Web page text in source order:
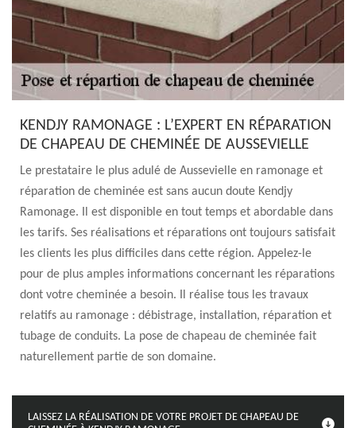
KENDJY RAMONAGE : L’EXPERT EN RÉPARATION
DE CHAPEAU DE CHEMINÉE DE AUSSEVIELLE
Le prestataire le plus adulé de Aussevielle en ramonage et
réparation de cheminée est sans aucun doute Kendjy
Ramonage. Il est disponible en tout temps et abordable dans
les tarifs. Ses réalisations et réparations ont toujours satisfait
les clients les plus difficiles dans cette région. Appelez-le
pour de plus amples informations concernant les réparations
dont votre cheminée a besoin. Il réalise tous les travaux
relatifs au ramonage : débistrage, installation, réparation et
tubage de conduits. La pose de chapeau de cheminée fait
naturellement partie de son domaine.
LAISSEZ LA RÉALISATION DE VOTRE PROJET DE CHAPEAU DE